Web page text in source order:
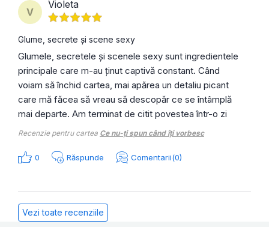
V
Violeta
Glume, secrete și scene sexy
Glumele, secretele și scenele sexy sunt ingredientele
principale care m-au ținut captivă constant. Când
voiam să închid cartea, mai apărea un detaliu picant
care mă făcea să vreau să descopăr ce se întâmplă
mai departe. Am terminat de citit povestea într-o zi
Recenzie pentru cartea Ce nu-ți spun când îți vorbesc
0 Răspunde Comentarii(0)
Vezi toate recenziile